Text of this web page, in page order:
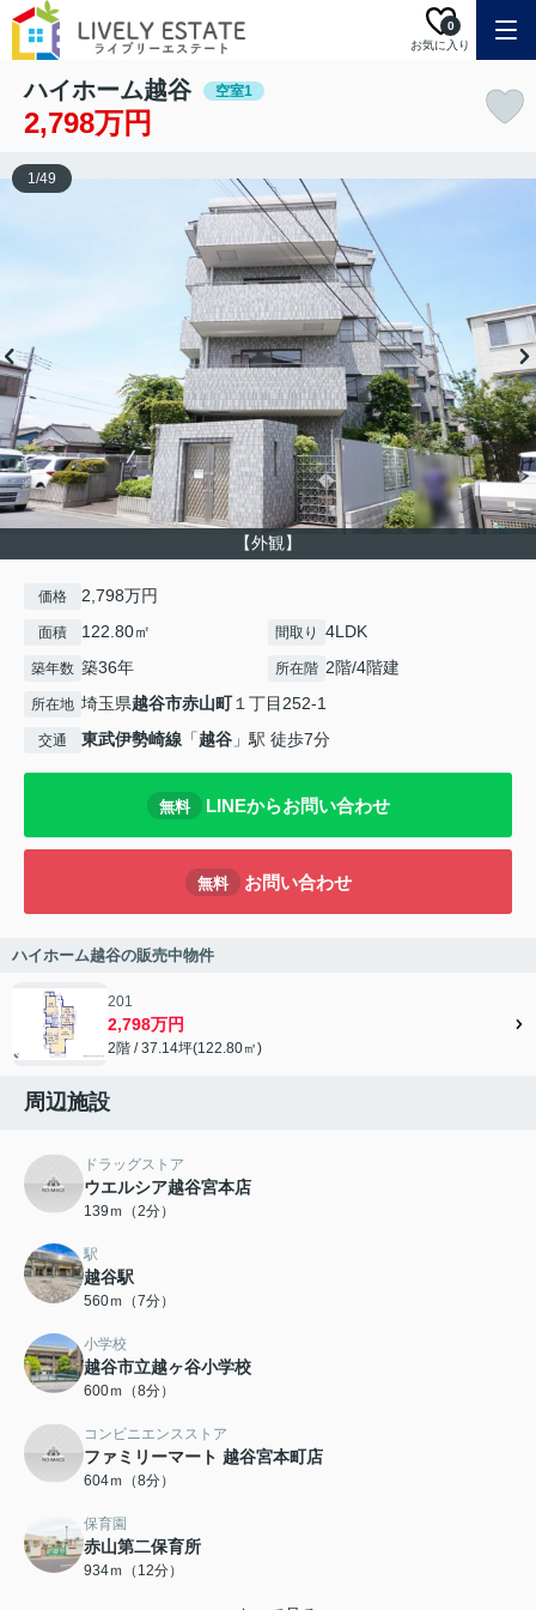
お気に入り
0
ハイホーム越谷 空室1
2,798万円
【外観】
1/49
価格 2,798万円
面積 122.80㎡ 間取り 4LDK
築年数 築36年 所在階 2階/4階建
所在地 埼玉県越谷市赤山町１丁目252-1
交通 東武伊勢崎線 「越谷 」駅 徒歩7分
無料 LINEからお問い合わせ
無料 お問い合わせ
ハイホーム越谷の販売中物件
201
2,798万円
2階 / 37.14坪(122.80㎡)
周辺施設
ドラッグストア
ウエルシア越谷宮本店
139ｍ（2分）
駅
越谷駅
560ｍ（7分）
小学校
越谷市立越ヶ谷小学校
600ｍ（8分）
コンビニエンスストア
ファミリーマート 越谷宮本町店
604ｍ（8分）
保育園
赤山第二保育所
934ｍ（12分）